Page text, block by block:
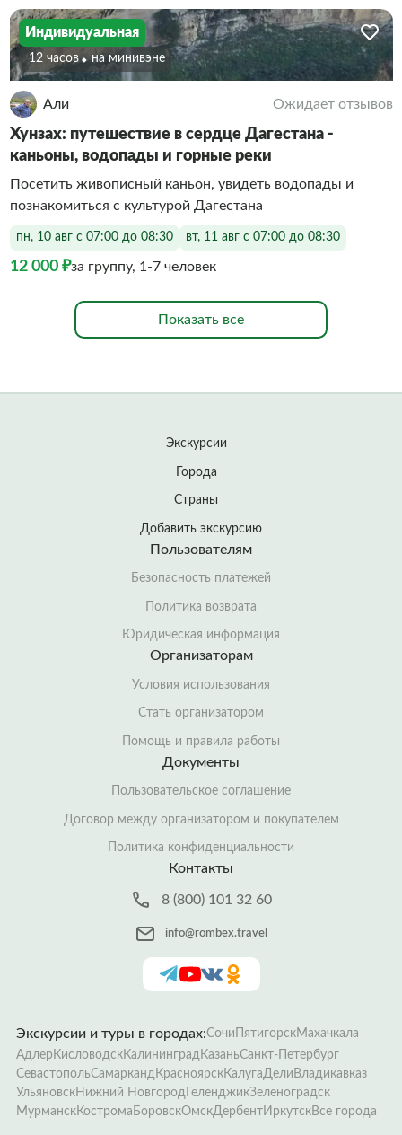
Индивидуальная
12 часов На минивэне
Али Ожидает отзывов
Хунзах: путешествие в сердце Дагестана -
каньоны, водопады и горные реки
Посетить живописный каньон, увидеть водопады и
познакомиться с культурой Дагестана
пн, 10 авг с 07:00 до 08:30 вт, 11 авг с 07:00 до 08:30
12 000 ₽за группу, 1-7 человек
Показать все
Экскурсии
Города
Страны
Добавить экскурсию
Пользователям
Безопасность платежей
Политика возврата
Юридическая информация
Организаторам
Условия использования
Стать организатором
Помощь и правила работы
Документы
Пользовательское соглашение
Договор между организатором и покупателем
Политика конфиденциальности
Контакты
8 (800) 101 32 60
info@rombex.travel
Экскурсии и туры в городах:Сочи ПятигорскМахачкала
Адлер КисловодскКалининград КазаньСанкт-Петербург
СевастопольСамарканд КрасноярскКалугаДели Владикавказ
УльяновскНижний Новгород ГеленджикЗеленоградск
МурманскКострома БоровскОмскДербентИркутскВсе города